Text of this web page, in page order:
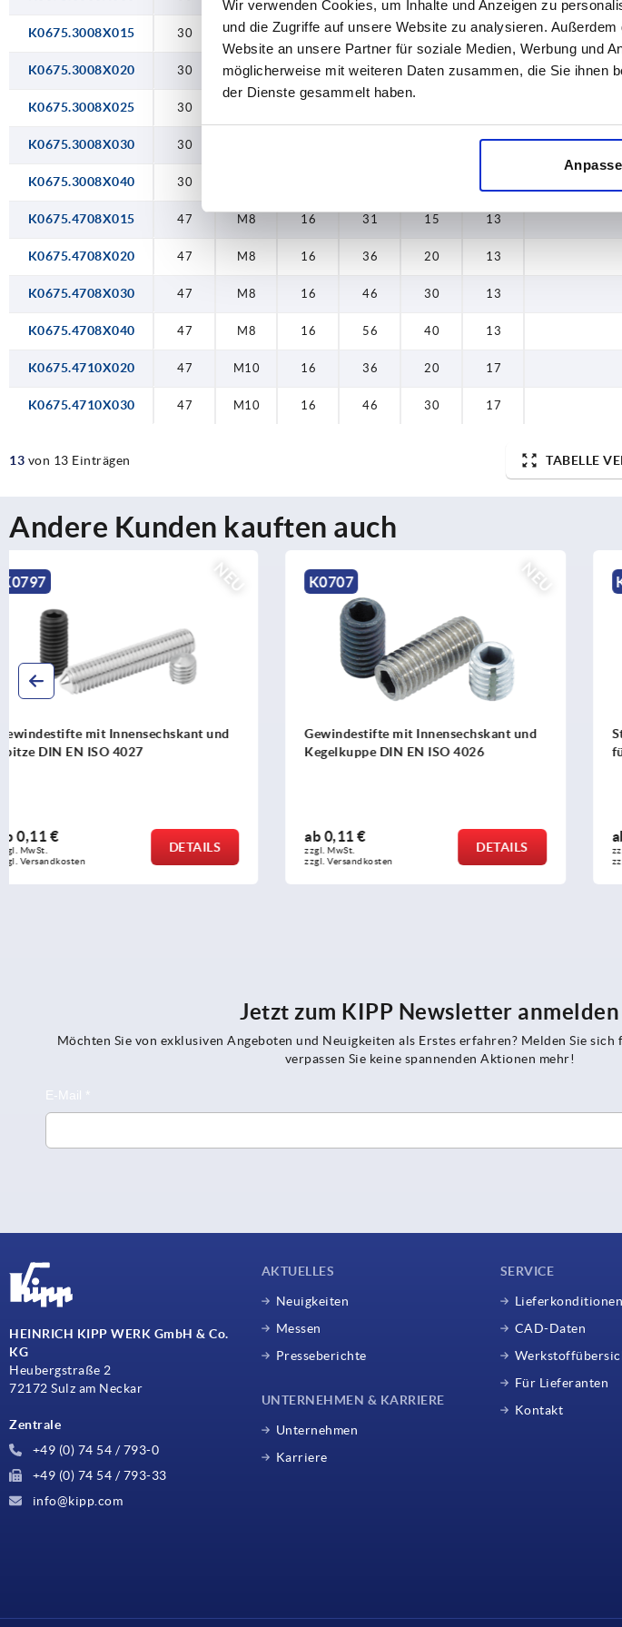
Wir verwenden Cookies, um Inhalte und Anzeigen zu
und die Zugriffe auf unsere Website zu analysieren.
Website an unsere Partner für soziale Medien, Werbung und
möglicherweise mit weiteren Daten zusammen, die Sie ihnen
der Dienste gesammelt haben.
K0675.3008X015 30 M8 16 31 15 13
K0675.3008X020 30 M8 16 36 20 13
K0675.3008X025 30
K0675.3008X030 30 13
K0675.3008X040 30
K0675.4708X015 47 M8 16 31 15 13
K0675.4708X020 47 M8 16 36 20 13
K0675.4708X030 47 M8 16 46 30 13
K0675.4708X040 47 M8 16 56 40 13
K0675.4710X020 47 M10 16 36 20 17
K0675.4710X030 47 M10 16 46 30 17
13 von 13 Einträgen TABELLE
Andere Kunden kauften auch
K0707
Gewindestifte mit Innensechskant und
Kegelkuppe DIN EN ISO 4026
ab0,11 €
zzgl. MwSt.
zzgl. Versandkosten
DETAILS
K2036
Stopfen Kunststoff mit Filzgleitfläche
für Rund- und Vierkantrohre
ab1,18 €
zzgl. MwSt.
zzgl. Versandkosten
DETAILS
Jetzt zum KIPP Newsletter anmelden
Möchten Sie von exklusiven Angeboten und Neuigkeiten als Erstes erfahren? Melden Sie
verpassen Sie keine spannenden Aktionen mehr!
HEINRICH KIPP WERK GmbH & Co.
KG
Heubergstraße 2
72172 Sulz am Neckar
Zentrale
+49 (0) 74 54 / 793-0
+49 (0) 74 54 / 793-33
info@kipp.com
AKTUELLES
Neuigkeiten
Messen
Presseberichte
UNTERNEHMEN & KARRIERE
Unternehmen
Karriere
SERVICE
Lieferkonditionen
CAD-Daten
Für Lieferanten
Kontakt